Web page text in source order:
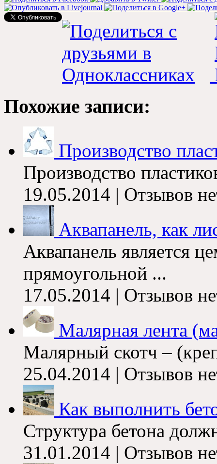
Похожие записи:
Производство
Производство
19.05.2014 | Отзывов
Аквапанель, как
Аквапанель является
прямоугольной ...
17.05.2014 | Отзывов
Малярная лента
Малярный скотч –
25.04.2014 | Отзывов
Как выполнить
Структура бетона
31.01.2014 | Отзывов